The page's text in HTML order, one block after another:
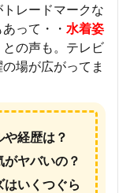
レードマークな
って・・ 水着姿
との声も。テレビ
場が広がってま
経歴は？
ヤバいの？
いくつぐら